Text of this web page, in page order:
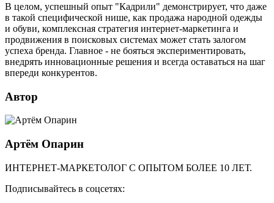
В целом, успешный опыт "Кадрили" демонстрирует, что даже
в такой специфической нише, как продажа народной одежды
и обуви, комплексная стратегия интернет-маркетинга и
продвижения в поисковых системах может стать залогом
успеха бренда. Главное - не бояться экспериментировать,
внедрять инновационные решения и всегда оставаться на шаг
впереди конкурентов.
Автор
Артём Опарин
ИНТЕРНЕТ-МАРКЕТОЛОГ С ОПЫТОМ БОЛЕЕ 10 ЛЕТ.
Подписывайтесь в соцсетях: